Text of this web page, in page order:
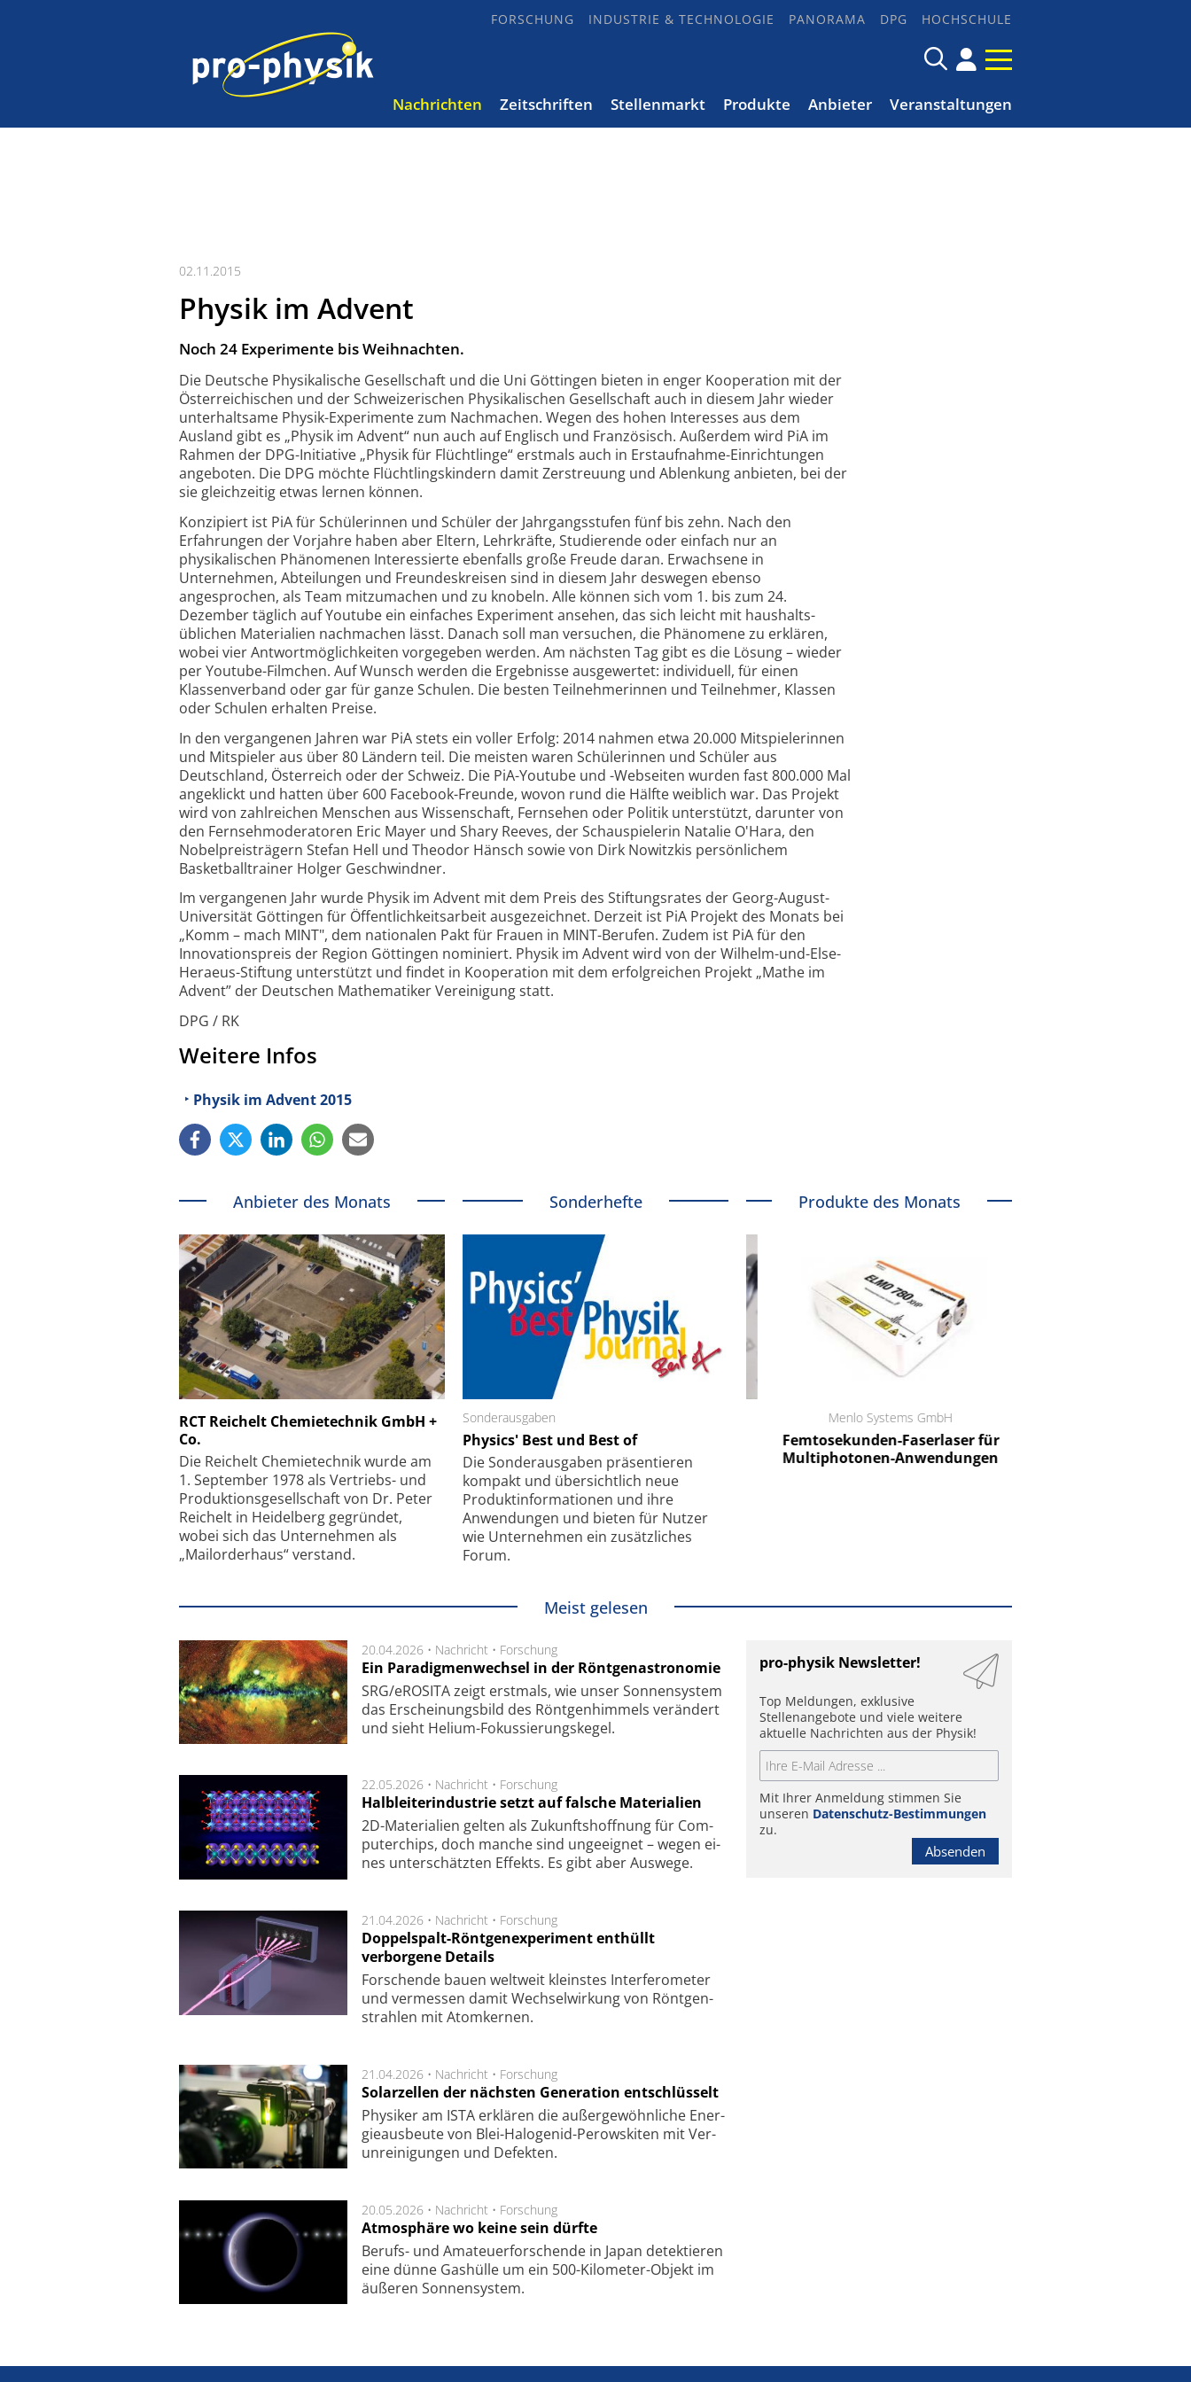
FORSCHUNG INDUSTRIE & TECHNOLOGIE PANORAMA DPG HOCHSCHULE
Nachrichten Zeitschriften Stellenmarkt Produkte Anbieter Veranstaltungen
02.11.2015
Physik im Advent
Noch 24 Experimente bis Weihnachten.
Die Deutsche Physikalische Gesellschaft und die Uni Göttingen bieten in enger Kooperation mit der
Österreichischen und der Schweizerischen Physikalischen Gesellschaft auch in diesem Jahr wieder
unterhaltsame Physik-Experimente zum Nachmachen. Wegen des hohen Interesses aus dem
Ausland gibt es „Physik im Advent“ nun auch auf Englisch und Französisch. Außerdem wird PiA im
Rahmen der DPG-Initiative „Physik für Flüchtlinge“ erstmals auch in Erstaufnahme-Einrichtungen
angeboten. Die DPG möchte Flüchtlings­kindern damit Zerstreuung und Ablenkung anbieten, bei der
sie gleichzeitig etwas lernen können.
Konzipiert ist PiA für Schülerinnen und Schüler der Jahrgangs­stufen fünf bis zehn. Nach den
Erfahrungen der Vorjahre haben aber Eltern, Lehrkräfte, Studierende oder einfach nur an
physikalischen Phänomenen Interessierte ebenfalls große Freude daran. Erwachsene in
Unternehmen, Abteilungen und Freundes­kreisen sind in diesem Jahr deswegen ebenso
angesprochen, als Team mitzumachen und zu knobeln. Alle können sich vom 1. bis zum 24.
Dezember täglich auf Youtube ein einfaches Experiment ansehen, das sich leicht mit haushalts­
üblichen Materialien nachmachen lässt. Danach soll man versuchen, die Phänomene zu erklären,
wobei vier Antwort­möglichkeiten vorgegeben werden. Am nächsten Tag gibt es die Lösung – wieder
per Youtube-Filmchen. Auf Wunsch werden die Ergebnisse ausgewertet: individuell, für einen
Klassen­verband oder gar für ganze Schulen. Die besten Teilnehmerinnen und Teilnehmer, Klassen
oder Schulen erhalten Preise.
In den vergangenen Jahren war PiA stets ein voller Erfolg: 2014 nahmen etwa 20.000 Mitspielerinnen
und Mitspieler aus über 80 Ländern teil. Die meisten waren Schülerinnen und Schüler aus
Deutschland, Österreich oder der Schweiz. Die PiA-Youtube und -Webseiten wurden fast 800.000 Mal
angeklickt und hatten über 600 Facebook-Freunde, wovon rund die Hälfte weiblich war. Das Projekt
wird von zahlreichen Menschen aus Wissenschaft, Fernsehen oder Politik unterstützt, darunter von
den Fernseh­moderatoren Eric Mayer und Shary Reeves, der Schauspielerin Natalie O'Hara, den
Nobelpreis­trägern Stefan Hell und Theodor Hänsch sowie von Dirk Nowitzkis persönlichem
Basketball­trainer Holger Geschwindner.
Im vergangenen Jahr wurde Physik im Advent mit dem Preis des Stiftungsrates der Georg-August-
Universität Göttingen für Öffentlichkeitsarbeit ausgezeichnet. Derzeit ist PiA Projekt des Monats bei
„Komm – mach MINT", dem nationalen Pakt für Frauen in MINT-Berufen. Zudem ist PiA für den
Innovationspreis der Region Göttingen nominiert. Physik im Advent wird von der Wilhelm-und-Else-
Heraeus-Stiftung unterstützt und findet in Kooperation mit dem erfolgreichen Projekt „Mathe im
Advent” der Deutschen Mathematiker Vereinigung statt.
DPG / RK
Weitere Infos
Physik im Advent 2015
Anbieter des Monats
RCT Reichelt Chemietechnik GmbH +
Co.
Die Reichelt Chemietechnik wurde am
1. September 1978 als Vertriebs- und
Produktionsgesellschaft von Dr. Peter
Reichelt in Heidelberg gegründet,
wobei sich das Unternehmen als
„Mailorderhaus“ verstand.
Sonderhefte
Sonderausgaben
Physics' Best und Best of
Die Sonder­ausgaben präsentieren
kompakt und übersichtlich neue
Produkt­informationen und ihre
Anwendungen und bieten für Nutzer
wie Unternehmen ein zusätzliches
Forum.
Produkte des Monats
Schäfter + Kirchhoff GmbH
Feinfokussierungsmechanismus
Elektronenmikroskopie auf
kleinstem Raum
Menlo Systems GmbH
Femtosekunden-Faserlaser für
Multiphotonen-Anwendungen
Meist gelesen
20.04.2026 • Nachricht • Forschung
Ein Paradigmenwechsel in der Röntgenastronomie
SRG/eROSITA zeigt erst­mals, wie unser Son­nen­sys­tem
das Er­schei­nungs­bild des Rönt­gen­him­mels ver­än­dert
und sieht Helium-Fokus­sie­rungs­ke­gel.
22.05.2026 • Nachricht • Forschung
Halbleiterindustrie setzt auf falsche Materialien
2D-Mate­ri­a­li­en gel­ten als Zu­kunfts­hoff­nung für Com­
pu­ter­chips, doch man­che sind un­ge­eig­net – we­gen ei­
nes un­ter­schätz­ten Ef­fekts. Es gibt aber Aus­we­ge.
21.04.2026 • Nachricht • Forschung
Doppelspalt-Röntgenexperiment enthüllt
verborgene Details
For­schen­de bau­en welt­weit kleins­tes In­ter­fe­ro­me­ter
und ver­mes­sen da­mit Wech­sel­wir­kung von Rönt­gen­
strah­len mit Atom­ker­nen.
21.04.2026 • Nachricht • Forschung
Solarzellen der nächsten Generation entschlüsselt
Physiker am ISTA er­klä­ren die außer­ge­wöhn­li­che Ener­
gie­aus­beu­te von Blei-Halo­ge­nid-Perows­ki­ten mit Ver­
unrei­ni­gung­en und De­fek­ten.
20.05.2026 • Nachricht • Forschung
Atmosphäre wo keine sein dürfte
Berufs- und Ama­teuer­for­schen­de in Japan de­tek­tie­ren
eine dün­ne Gas­hül­le um ein 500-Kilo­meter-Objekt im
äu­ße­ren Son­nen­sys­tem.
pro-physik Newsletter!
Top Meldungen, exklusive
Stellenangebote und viele weitere
aktuelle Nachrichten aus der Physik!
Mit Ihrer Anmeldung stimmen Sie
unseren Datenschutz-Bestimmungen
zu.
Absenden